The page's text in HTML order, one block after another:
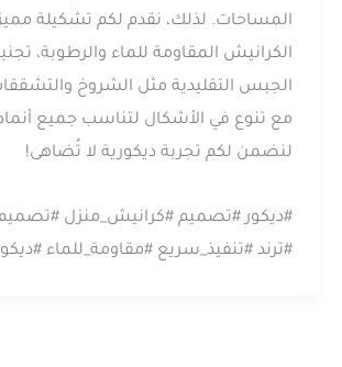
المساحات. لذلك، نقدم لكم تشكيلة
الكرانيش المقاومة للماء والرطوبة،
الجبس التقليدية مثل الشروخ
مع تنوع في الأشكال لتناسب جميع
لنضمن لكم تجربة ديكورية لا تُضاهى!
#ديكور #تصميم #كرانيش_منزل
#ترند #تنفيذ_سريع #مقاومة_للماء